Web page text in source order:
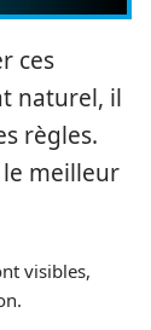
ces
naturel, il
règles.
meilleur
visibles,